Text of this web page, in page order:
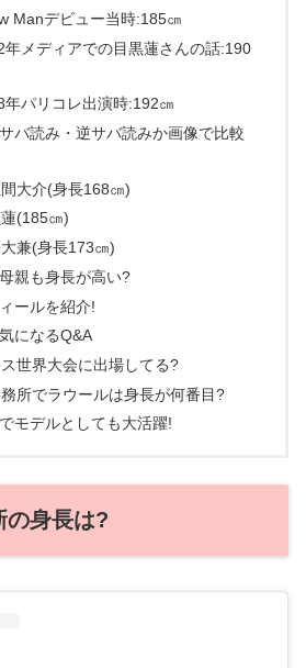
Manデビュー当時:185㎝
メディアでの目黒蓮さんの話:190
パリコレ出演時:192㎝
バ読み・逆サバ読みか画像で比較
大介(身長168㎝)
(185㎝)
兼(身長173㎝)
親も身長が高い?
ールを紹介!
になるQ&A
世界大会に出場してる?
務所でラウールは身長が何番目?
モデルとしても大活躍!
の身長は?